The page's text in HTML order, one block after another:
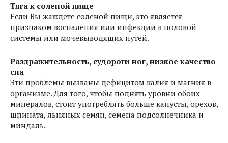
Тяга к соленой пище
Если Вы жаждете соленой пищи, это является
признаком воспаления или инфекции в половой
системы или мочевыводящих путей.
Раздражительность, судороги ног, низкое качество
сна
Эти проблемы вызваны дефицитом калия и магния в
организме. Для того, чтобы поднять уровни обоих
минералов, стоит употреблять больше капусты, орехов,
шпината, льняных семян, семена подсолнечника и
миндаль.